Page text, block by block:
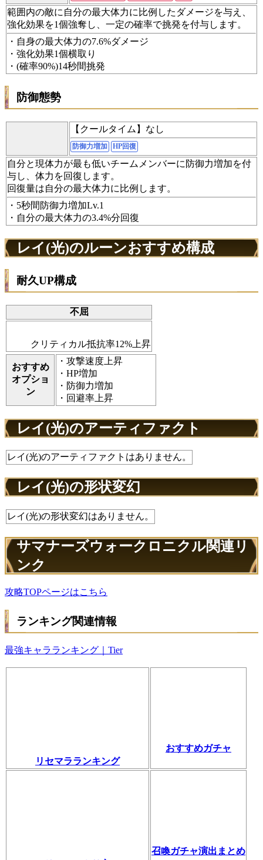
範囲内の敵に自分の最大体力に比例したダメージを与え、
強化効果を1個強奪し、一定の確率で挑発を付与します。
・自身の最大体力の7.6%ダメージ
・強化効果1個横取り
・(確率90%)14秒間挑発
防御態勢
【クールタイム】なし
防御力増加 HP回復
自分と現体力が最も低いチームメンバーに防御力増加を付
与し、体力を回復します。
回復量は自分の最大体力に比例します。
・5秒間防御力増加Lv.1
・自分の最大体力の3.4%分回復
レイ(光)のルーンおすすめ構成
耐久UP構成
不屈
クリティカル抵抗率12%上昇
おすすめ
オプショ
ン
・攻撃速度上昇
・HP増加
・防御力増加
・回避率上昇
レイ(光)のアーティファクト
レイ(光)のアーティファクトはありません。
レイ(光)の形状変幻
レイ(光)の形状変幻はありません。
サマナーズウォークロニクル関連リ
ンク
攻略TOPページはこちら
ランキング関連情報
最強キャラランキング｜Tier
リセマラランキング
おすすめガチャ
召喚ガチャ演出まとめ